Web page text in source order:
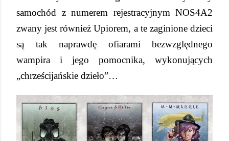
samochód z numerem rejestracyjnym NOS4A2
zwany jest również Upiorem, a te zaginione dzieci
są tak naprawdę ofiarami bezwzględnego
wampira i jego pomocnika, wykonujących
„chrześcijańskie dzieło”…